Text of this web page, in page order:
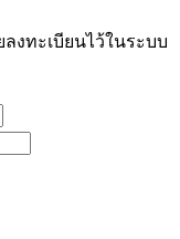
งทะเบียนไว้ในระบบ